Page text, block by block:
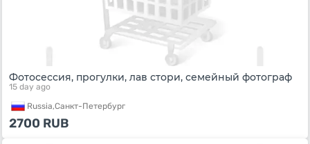
Фотосессия, прогулки, лав стори, семейный фотограф
15 day ago
Russia,Санкт-Петербург
2700 RUB